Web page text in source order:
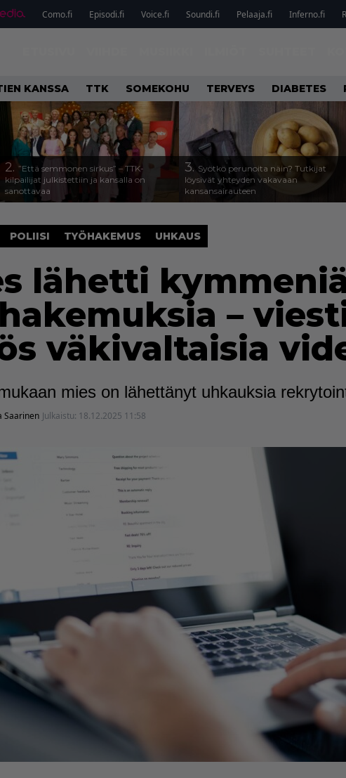
Como.fi Episodi.fi Voice.fi Soundi.fi Pelaaja.fi Inferno.fi
KANSSA TTK SOMEKOHU TERVEYS DIABETES
2. ”Että semmonen sirkus” – TTK-
kilpailijat julkistettiin ja kansalla on
sanottavaa
3. Syötkö perunoita näin? Tutkijat
löysivät yhteyden vakavaan
kansansairauteen
POLIISI TYÖHAKEMUS UHKAUS
lähetti
–
väkivaltaisia
mies on lähettänyt uhkauksia
Saarinen Julkaistu: 18.12.2025 11:58